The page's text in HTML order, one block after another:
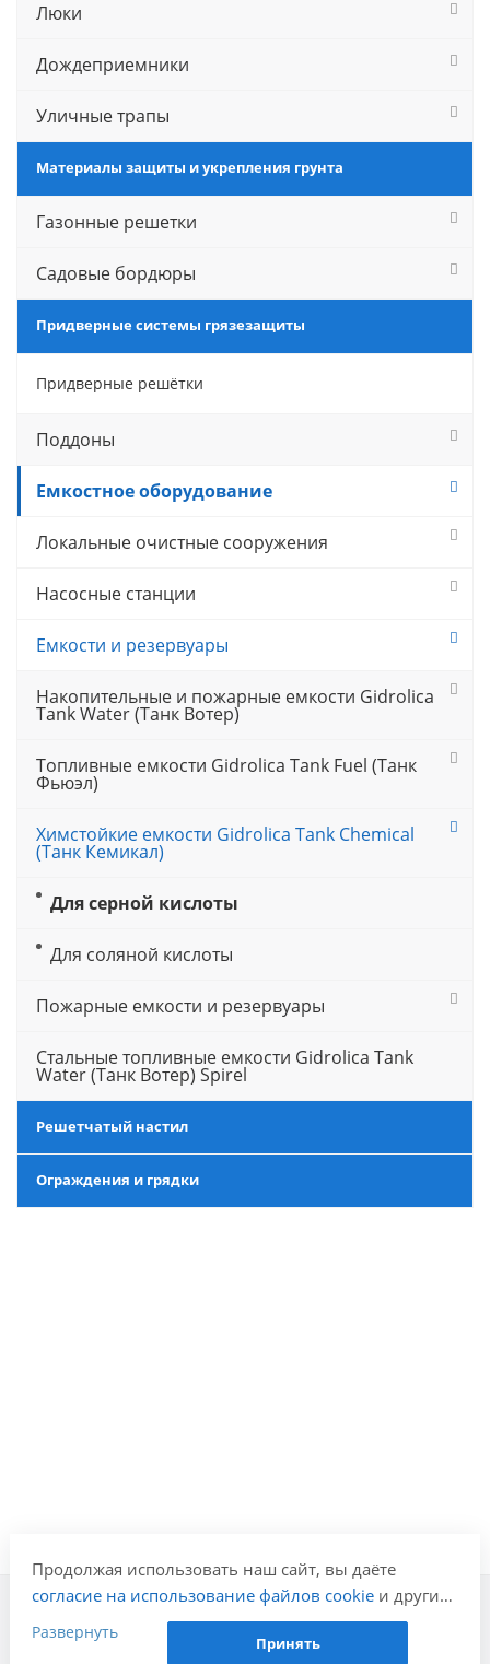
Люки
Дождеприемники
Уличные трапы
Материалы защиты и укрепления грунта
Газонные решетки
Садовые бордюры
Придверные системы грязезащиты
Придверные решётки
Поддоны
Емкостное оборудование
Локальные очистные сооружения
Насосные станции
Емкости и резервуары
Накопительные и пожарные емкости Gidrolica
Tank Water (Танк Вотер)
Топливные емкости Gidrolica Tank Fuel (Танк
Фьюэл)
Химстойкие емкости Gidrolica Tank Chemical
(Танк Кемикал)
Для серной кислоты
Для соляной кислоты
Пожарные емкости и резервуары
Стальные топливные емкости Gidrolica Tank
Water (Танк Вотер) Spirel
Решетчатый настил
Ограждения и грядки
Компания
Продолжая использовать наш сайт, вы даёте
согласие на использование файлов cookieи других
пользовательских данных (включая IP-адрес,
сведения о местоположении, устройстве, действиях
Развернуть
Принять